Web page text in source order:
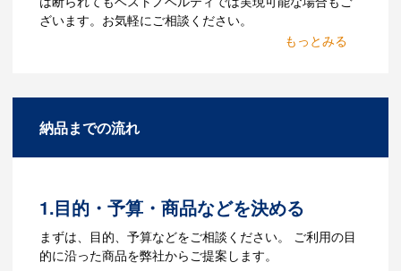
ざいます。お気軽にご相談ください。
があります。Adobe illustratorのaiファイ
Q：ウェブサイトに掲載され
ていないオリジナルのノベル
納品までの流れ
1.目的・予算・商品などを決める
まずは、目的、予算などをご相談ください。 ご利用の目
的に沿った商品を弊社からご提案します。